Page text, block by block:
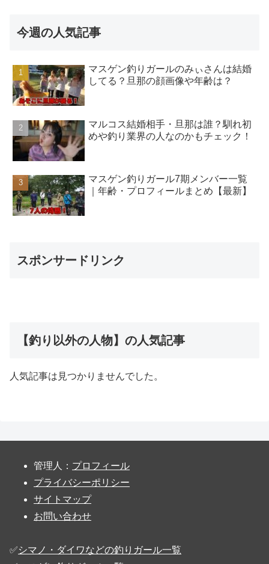
今週の人気記事
マスゲン釣りガールのみぃさんは結婚
してる？旦那の顔画像や年齢は？
マルコス結婚相手・旦那は誰？馴れ初
めや釣り業界の人なのかもチェック！
マスゲン釣りガール7期メンバー一覧
｜年齢・プロフィールまとめ【最新】
スポンサードリンク
【釣り以外の人物】の人気記事
人気記事は見つかりませんでした。
管理人： プロフィール
プライバシーポリシー
サイトマップ
お問い合わせ
✅️シマノ・ダイワなどの釣りガール一覧